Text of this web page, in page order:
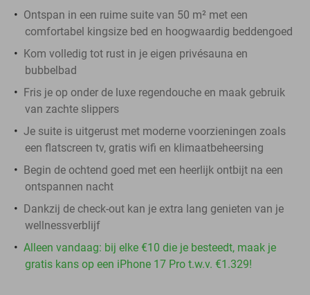
Ontspan in een ruime suite van 50 m² met een
comfortabel kingsize bed en hoogwaardig beddengoed
Kom volledig tot rust in je eigen privésauna en
bubbelbad
Fris je op onder de luxe regendouche en maak gebruik
van zachte slippers
Je suite is uitgerust met moderne voorzieningen zoals
een flatscreen tv, gratis wifi en klimaatbeheersing
Begin de ochtend goed met een heerlijk ontbijt na een
ontspannen nacht
Dankzij de check-out kan je extra lang genieten van je
wellnessverblijf
Alleen vandaag: bij elke €10 die je besteedt, maak je
gratis kans op een iPhone 17 Pro t.w.v. €1.329!